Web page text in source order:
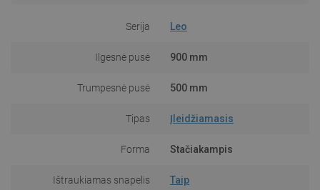
Serija Leo
Ilgesnė pusė 900 mm
Trumpesnė pusė 500 mm
Tipas Įleidžiamasis
Forma Stačiakampis
Ištraukiamas snapelis Taip